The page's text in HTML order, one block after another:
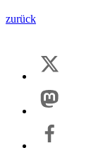
zurück